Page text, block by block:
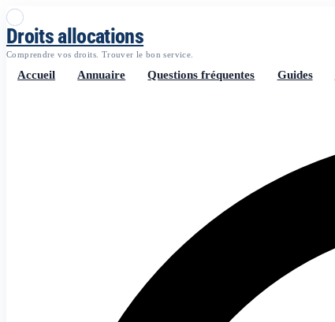
Droits allocations
Comprendre vos droits. Trouver le bon service.
Accueil Annuaire Questions fréquentes Guides